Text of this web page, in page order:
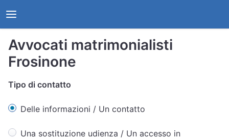
Avvocati matrimonialisti
Frosinone
Tipo di contatto
Delle informazioni / Un contatto
Una sostituzione udienza / Un accesso in